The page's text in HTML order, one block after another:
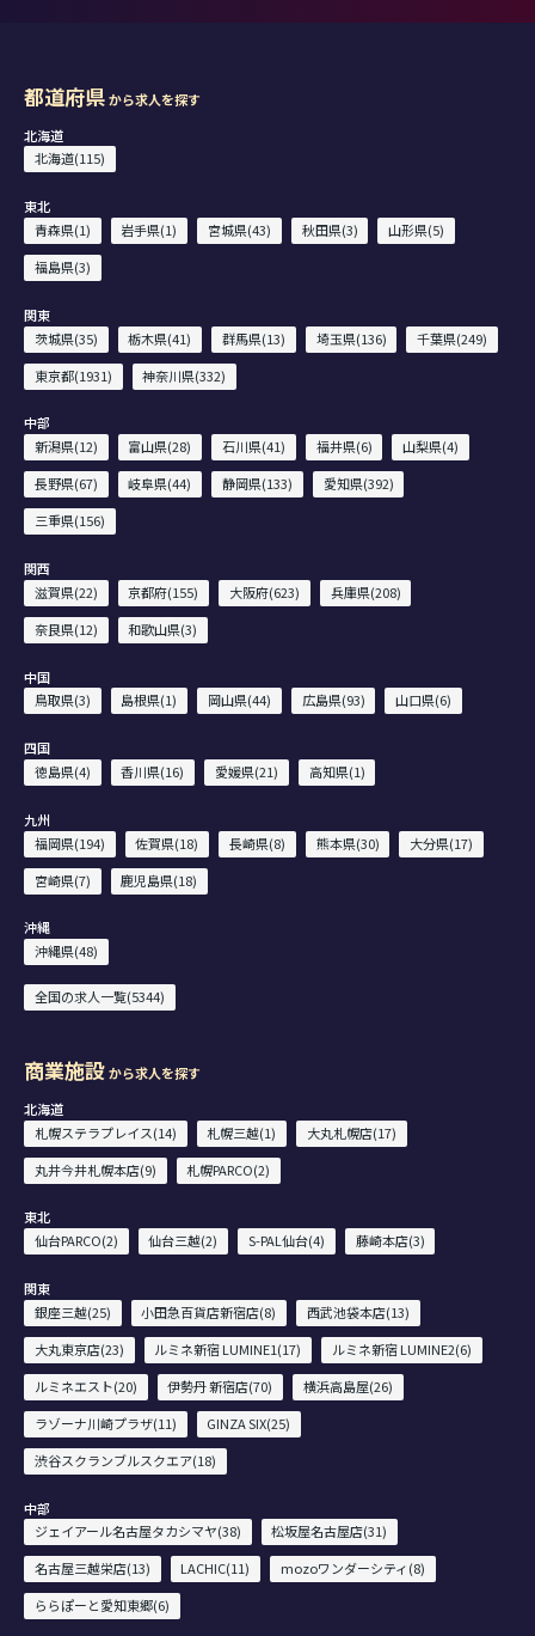
都道府県から求人を探す
北海道
北海道(115)
東北
青森県(1)
岩手県(1) 宮城県(43) 秋田県(3)
山形県(5)
福島県(3)
関東
茨城県(35)
栃木県(41) 群馬県(13) 埼玉県(136)
千葉県(249)
東京都(1931)
神奈川県(332)
中部
新潟県(12)
富山県(28) 石川県(41) 福井県(6)
山梨県(4)
長野県(67)
岐阜県(44) 静岡県(133)
愛知県(392)
三重県(156)
関西
滋賀県(22)
京都府(155) 大阪府(623)
兵庫県(208)
奈良県(12)
和歌山県(3)
中国
鳥取県(3)
島根県(1) 岡山県(44) 広島県(93) 山口県(6)
四国
徳島県(4)
香川県(16) 愛媛県(21) 高知県(1)
九州
福岡県(194)
佐賀県(18) 長崎県(8) 熊本県(30)
大分県(17)
宮崎県(7)
鹿児島県(18)
沖縄
沖縄県(48)
全国の求人一覧(5344)
商業施設から求人を探す
北海道
札幌ステラプレイス(14)
札幌三越(1)
大丸札幌店(17)
丸井今井札幌本店(9)
札幌PARCO(2)
東北
仙台PARCO(2)
仙台三越(2) S-PAL仙台(4) 藤崎本店(3)
関東
銀座三越(25)
小田急百貨店新宿店(8)
西武池袋本店(13)
大丸東京店(23)
ルミネ新宿 LUMINE1(17)
ルミネ新宿 LUMINE2(6)
ルミネエスト(20)
伊勢丹 新宿店(70)
横浜高島屋(26)
ラゾーナ川崎プラザ(11)
GINZA SIX(25)
渋谷スクランブルスクエア(18)
中部
ジェイアール名古屋タカシマヤ(38)
松坂屋名古屋店(31)
名古屋三越栄店(13)
LACHIC(11)
mozoワンダーシティ(8)
ららぽーと愛知東郷(6)